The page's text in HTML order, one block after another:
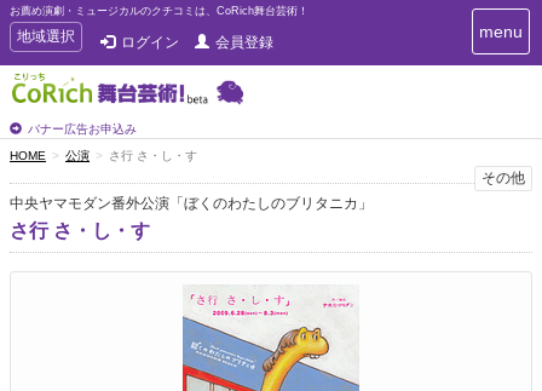
お薦め演劇・ミュージカルのクチコミは、CoRich舞台芸術！
T
o
g
g
e
n
a
v
i
g
地域選択 ログイン 会員登録
バナー広告お申込み
T
o
n
i
g
menu
HOME 公演 さ行 さ・し・す
その他
中央ヤマモダン番外公演「ぼくのわたしのブリタニカ」
さ行 さ・し・す